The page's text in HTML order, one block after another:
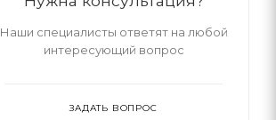
Наши специалисты ответят на любой
интересующий вопрос
ЗАДАТЬ ВОПРОС